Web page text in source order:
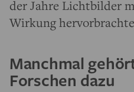
der Jahre Lichtbilder
Wirkung
Manchmal
Forschen dazu